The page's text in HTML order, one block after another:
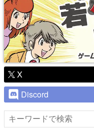
X
Discord